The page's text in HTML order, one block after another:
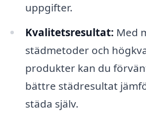
uppgifter.
Kvalitetsresultat: Med
städmetoder och
produkter kan du
bättre städresultat
städa själv.